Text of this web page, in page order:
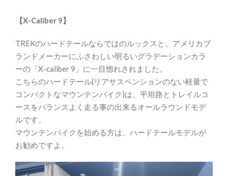
【X-Caliber 9】
TREKのハードテールならではのルックスと、アメリカブ
ランドメーカーにふさわしい明るいグラデーションカラ
ーの「X-caliber 9」に一目惚れされました。
こちらのハードテール(リアサスペンションのない軽量で
コンパクトなマウンテンバイク)は、平坦路とトレイルコ
ースをバランスよく走る事の出来るオールラウンドモデ
ルです。
マウンテンバイクを始める方は、ハードテールモデルが
お勧めですよ。